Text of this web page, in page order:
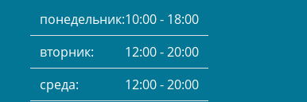
понедельник:10:00 - 18:00
вторник:
12:00 - 20:00
среда:
12:00 - 20:00